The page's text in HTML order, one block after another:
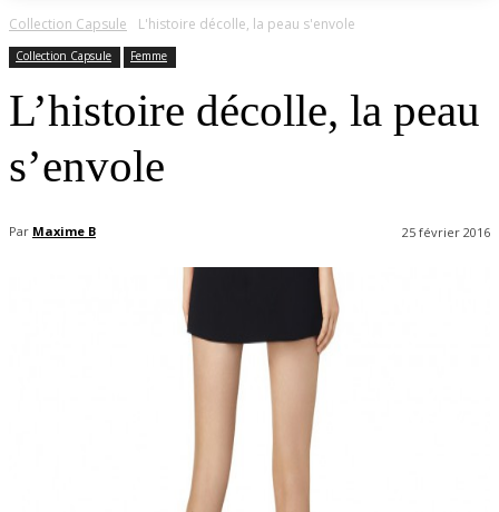
Collection Capsule L'histoire décolle, la peau s'envole
Collection Capsule Femme
L’histoire décolle, la peau
s’envole
Par Maxime B 25 février 2016